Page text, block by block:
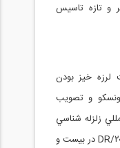
و تازه تاسیس
لرزه خیز بودن
و تصويب
زلزله شناسي
و مهندسي زلزله بر اساس قطعنامه ۲۰۵/DR در بيست و